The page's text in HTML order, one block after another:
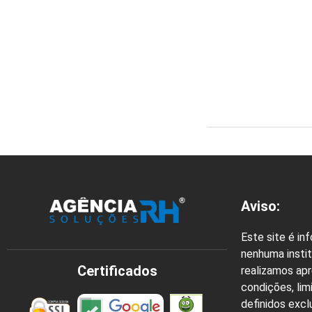
Certificados
Aviso:
Este site é
nenhuma
realizamos
condições,
definidos